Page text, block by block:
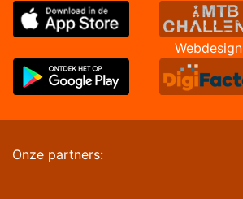
Webdesign
Onze partners: